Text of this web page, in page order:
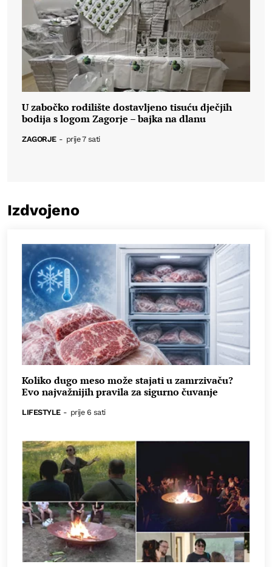
U zabočko rodilište dostavljeno tisuću dječjih
bodija s logom Zagorje – bajka na dlanu
ZAGORJE - prije 7 sati
Izdvojeno
Koliko dugo meso može stajati u zamrzivaču?
Evo najvažnijih pravila za sigurno čuvanje
LIFESTYLE - prije 6 sati